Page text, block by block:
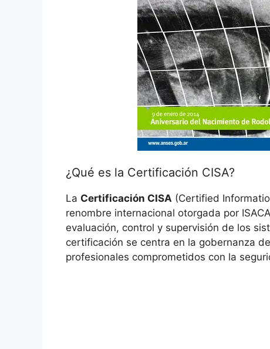
¿Qué es la Certificación CISA?
La Certificación CISA (Certified
renombre internacional otorgada por
evaluación, control y supervisión de los
certificación se centra en la gobernanza
profesionales comprometidos con la